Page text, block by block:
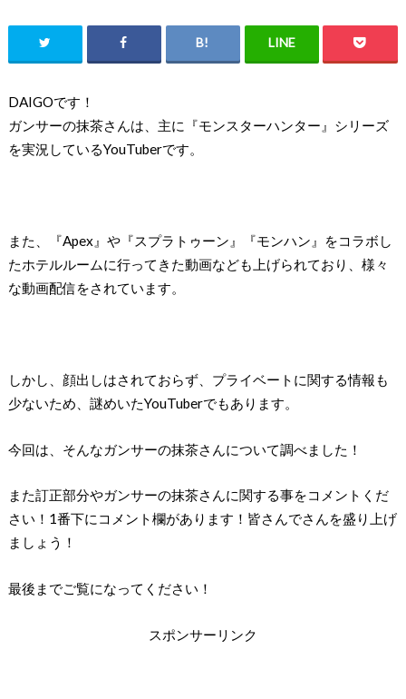
DAIGOです！
ガンサーの抹茶さんは、主に『モンスターハンター』シリーズ
を実況しているYouTuberです。
また、『Apex』や『スプラトゥーン』『モンハン』をコラボし
たホテルルームに行ってきた動画なども上げられており、様々
な動画配信をされています。
しかし、顔出しはされておらず、プライベートに関する情報も
少ないため、謎めいたYouTuberでもあります。
今回は、そんなガンサーの抹茶さんについて調べました！
また訂正部分やガンサーの抹茶さんに関する事をコメントくだ
さい！1番下にコメント欄があります！皆さんでさんを盛り上げ
ましょう！
最後までご覧になってください！
スポンサーリンク